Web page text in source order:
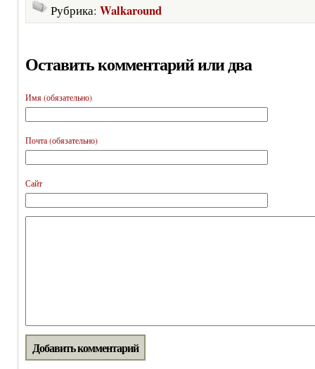
Рубрика: Walkaround
Оставить комментарий или два
Имя (обязательно)
Почта (обязательно)
Сайт